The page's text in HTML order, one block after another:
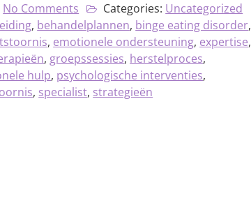
No Comments Categories: Uncategorized
, behandelplannen, binge eating disorder,
, emotionele ondersteuning, expertise,
, groepssessies, herstelproces,
hulp, psychologische interventies,
, specialist, strategieën